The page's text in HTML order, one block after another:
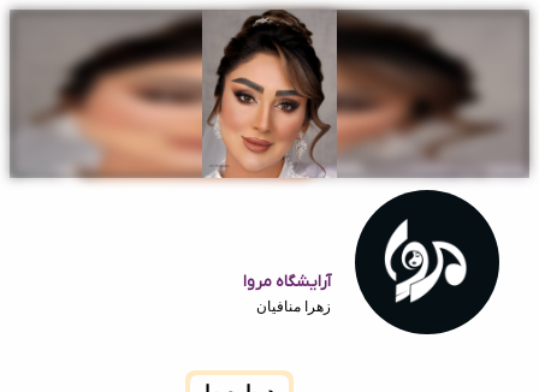
آرایشگاه مروا
زهرا منافیان